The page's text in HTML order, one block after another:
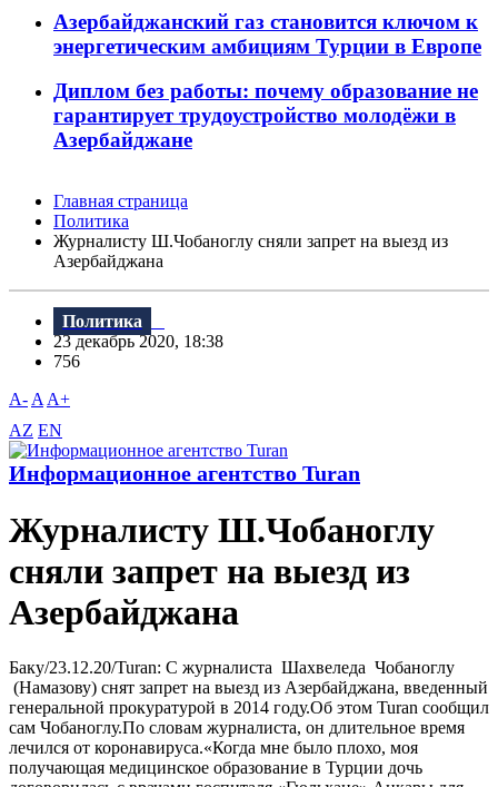
Азербайджанский газ становится ключом к
энергетическим амбициям Турции в Европе
Диплом без работы: почему образование не
гарантирует трудоустройство молодёжи в
Азербайджане
Главная страница
Политика
Журналисту Ш.Чобаноглу сняли запрет на выезд из
Азербайджана
Политика
23 декабрь 2020, 18:38
756
A- A A+
AZ EN
Информационное агентство Turan
Журналисту Ш.Чобаноглу
сняли запрет на выезд из
Азербайджана
Баку/23.12.20/Turan: С журналиста Шахвеледа Чобаноглу
(Намазову) снят запрет на выезд из Азербайджана, введенный
генеральной прокуратурой в 2014 году.Об этом Turan сообщил
сам Чобаноглу.По словам журналиста, он длительное время
лечился от коронавируса.«Когда мне было плохо, моя
получающая медицинское образование в Турции дочь